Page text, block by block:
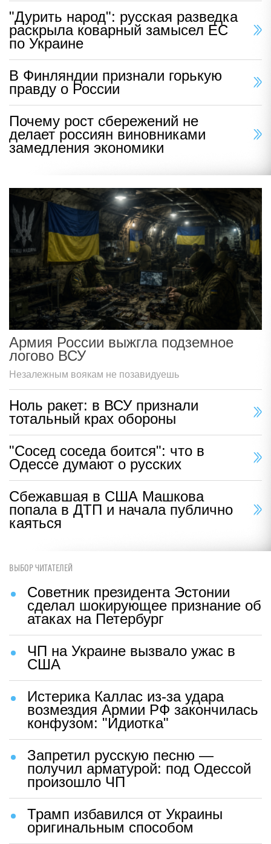
"Дурить народ": русская разведка
раскрыла коварный замысел ЕС
по Украине
В Финляндии признали горькую
правду о России
Почему рост сбережений не
делает россиян виновниками
замедления экономики
Армия России выжгла подземное
логово ВСУ
Незалежным воякам не позавидуешь
Ноль ракет: в ВСУ признали
тотальный крах обороны
"Сосед соседа боится": что в
Одессе думают о русских
Сбежавшая в США Машкова
попала в ДТП и начала публично
каяться
ВЫБОР ЧИТАТЕЛЕЙ
Советник президента Эстонии
сделал шокирующее признание об
атаках на Петербург
ЧП на Украине вызвало ужас в
США
Истерика Каллас из-за удара
возмездия Армии РФ закончилась
конфузом: "Идиотка"
Запретил русскую песню —
получил арматурой: под Одессой
произошло ЧП
Трамп избавился от Украины
оригинальным способом